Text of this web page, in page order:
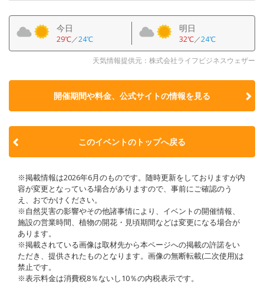
今日
29℃／24℃
明日
32℃／24℃
天気情報提供元：株式会社ライフビジネスウェザー
開催期間や料金、公式サイトの情報を見る
このイベントのトップへ戻る
※掲載情報は2026年6月のものです。随時更新をしておりますが内
容が変更となっている場合がありますので、事前にご確認のう
え、おでかけください。
※自然災害の影響やその他諸事情により、イベントの開催情報、
施設の営業時間、植物の開花・見頃期間などは変更になる場合が
あります。
※掲載されている画像は取材先から本ページへの掲載の許諾をい
ただき、提供されたものとなります。画像の無断転載(二次使用)は
禁止です。
※表示料金は消費税8％ないし10％の内税表示です。